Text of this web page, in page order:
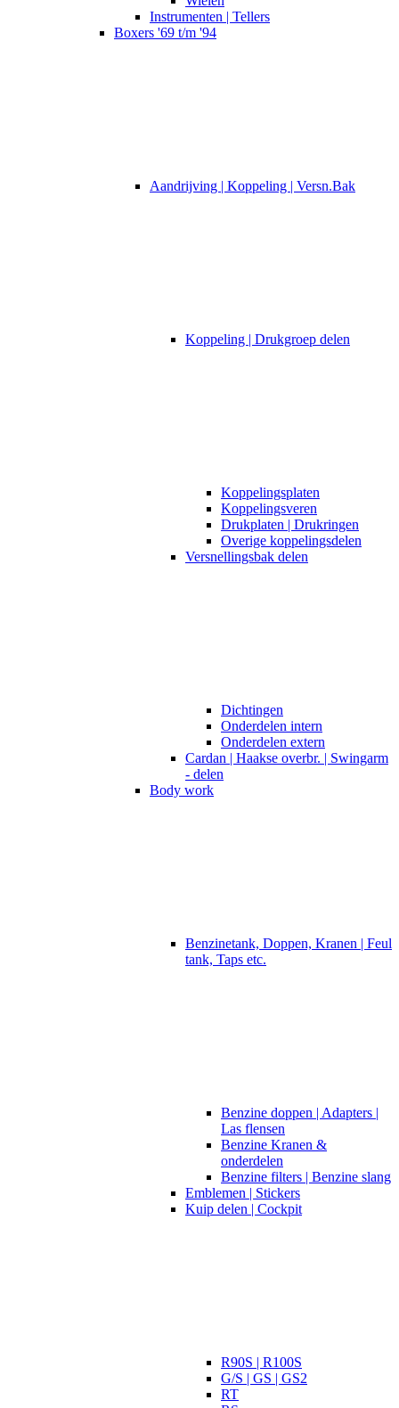
Instrumenten | Tellers
Boxers '69 t/m '94
Aandrijving | Koppeling | Versn.Bak
Koppeling | Drukgroep delen
Koppelingsplaten
Koppelingsveren
Drukplaten | Drukringen
Overige koppelingsdelen
Versnellingsbak delen
Dichtingen
Onderdelen intern
Onderdelen extern
Cardan | Haakse overbr. | Swingarm
- delen
Body work
Benzinetank, Doppen, Kranen | Feul
tank, Taps etc.
Benzine doppen | Adapters |
Las flensen
Benzine Kranen &
onderdelen
Benzine filters | Benzine slang
Emblemen | Stickers
Kuip delen | Cockpit
R90S | R100S
G/S | GS | GS2
RT